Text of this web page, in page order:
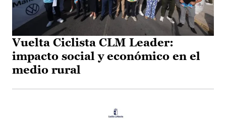
Vuelta Ciclista CLM Leader:
impacto social y económico en el
medio rural